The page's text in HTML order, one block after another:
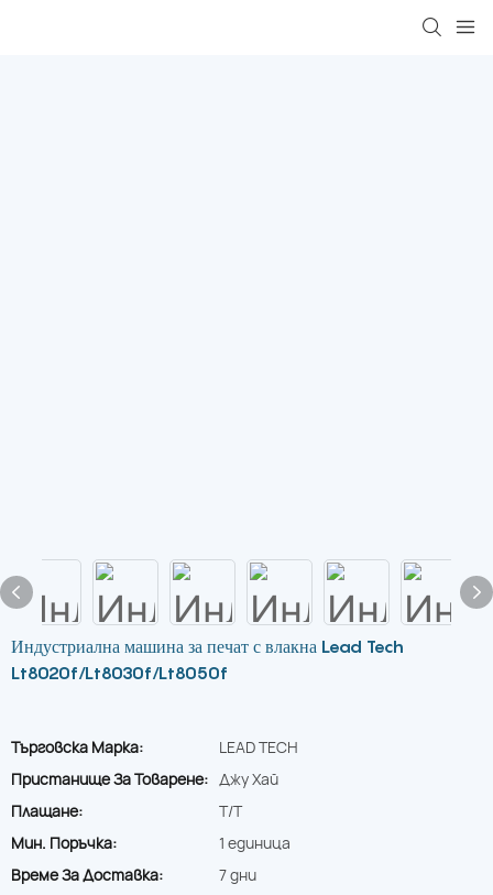
Индустриална машина за печат с влакна Lead Tech
Lt8020f/Lt8030f/Lt8050f
Търговска Марка:
LEAD TECH
Пристанище За Товарене: Джу Хай
Плащане:
T/T
Мин. Поръчка:
1 единица
Време За Доставка:
7 дни